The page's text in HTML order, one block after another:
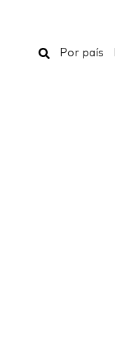
Buscar
Por país